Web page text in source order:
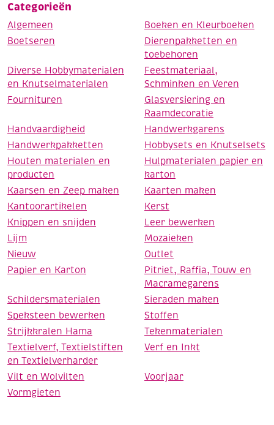
Categorieën
Algemeen
Boeken en Kleurboeken
Boetseren
Dierenpakketten en
toebehoren
Diverse Hobbymaterialen
en Knutselmaterialen
Feestmateriaal,
Schminken en Veren
Fournituren
Glasversiering en
Raamdecoratie
Handvaardigheid
Handwerkgarens
Handwerkpakketten
Hobbysets en Knutselsets
Houten materialen en
producten
Hulpmaterialen papier en
karton
Kaarsen en Zeep maken
Kaarten maken
Kantoorartikelen
Kerst
Knippen en snijden
Leer bewerken
Lijm
Mozaieken
Nieuw
Outlet
Papier en Karton
Pitriet, Raffia, Touw en
Macramegarens
Schildersmaterialen
Sieraden maken
Speksteen bewerken
Stoffen
Strijkkralen Hama
Tekenmaterialen
Textielverf, Textielstiften
en Textielverharder
Verf en Inkt
Vilt en Wolvilten
Voorjaar
Vormgieten